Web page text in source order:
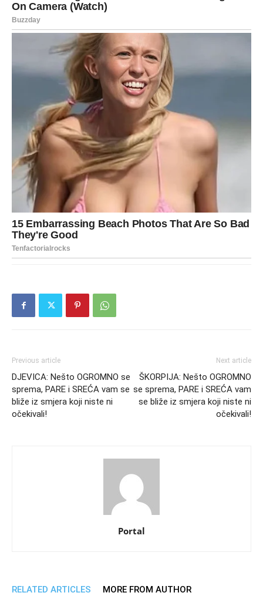
Previous article
DJEVICA: Nešto OGROMNO se
sprema, PARE i SREĆA vam se
bliže iz smjera koji niste ni
očekivali!
Next article
ŠKORPIJA: Nešto OGROMNO
se sprema, PARE i SREĆA vam
se bliže iz smjera koji niste ni
očekivali!
Portal
RELATED ARTICLES MORE FROM AUTHOR